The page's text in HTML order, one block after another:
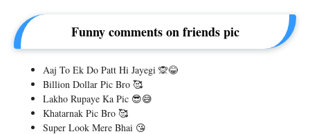
Funny comments on friends pic
Aaj To Ek Do Patt Hi Jayegi 🙊😂
Billion Dollar Pic Bro 🥰
Lakho Rupaye Ka Pic 😎😅
Khatarnak Pic Bro 🥰
Super Look Mere Bhai 😘